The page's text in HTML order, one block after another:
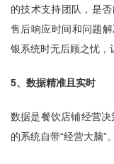
的技术支持团队，是
售后响应时间和问题
银系统时无后顾之忧，
5、数据精准且实时
数据是餐饮店铺经营
的系统自带“经营大脑”。